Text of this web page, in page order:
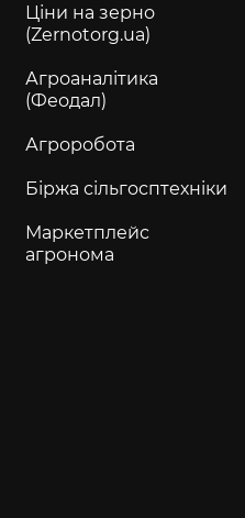
Ціни на зерно
(Zernotorg.ua)
Агроаналітика
(Феодал)
Агроробота
Біржа сільгосптехніки
Маркетплейс
агронома